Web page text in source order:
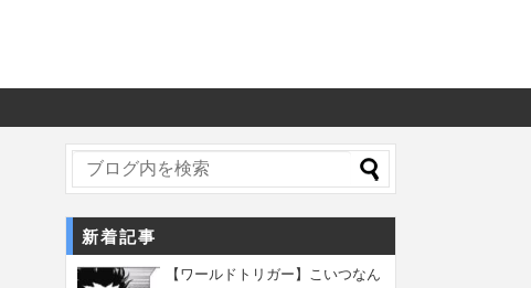
新着記事
【ワールドトリガー】こいつなん